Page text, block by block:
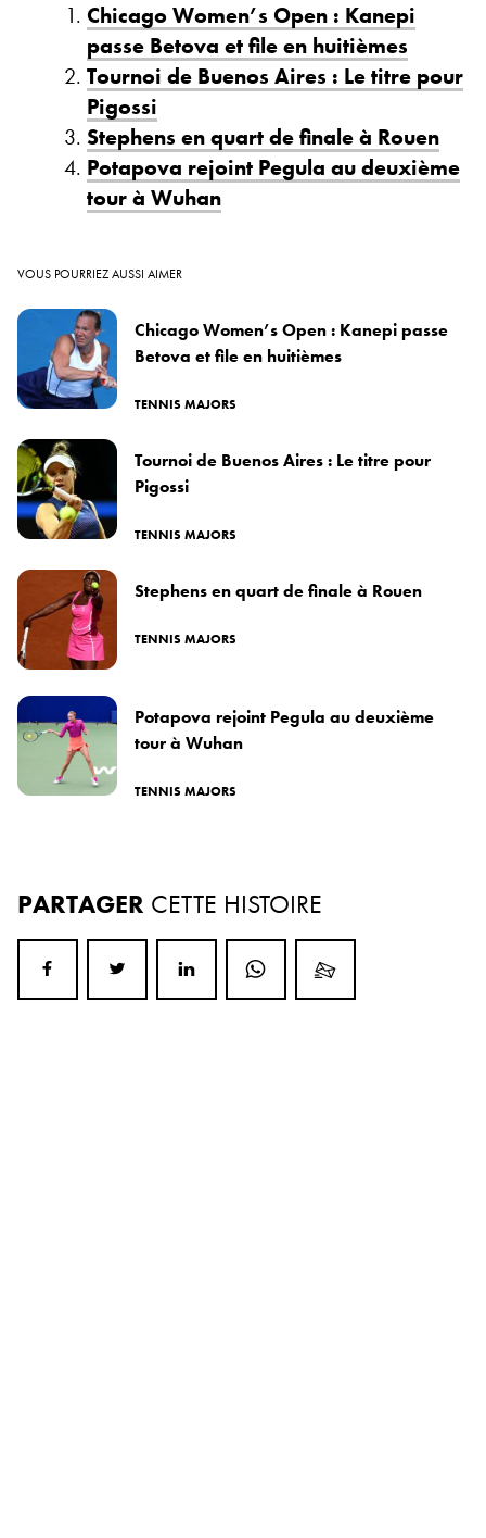
Chicago Women’s Open : Kanepi
passe Betova et file en huitièmes
Tournoi de Buenos Aires : Le titre pour
Pigossi
Stephens en quart de finale à Rouen
Potapova rejoint Pegula au deuxième
tour à Wuhan
VOUS POURRIEZ AUSSI AIMER
Chicago Women’s Open : Kanepi passe
Betova et file en huitièmes
TENNIS MAJORS
Tournoi de Buenos Aires : Le titre pour
Pigossi
TENNIS MAJORS
Stephens en quart de finale à Rouen
TENNIS MAJORS
Potapova rejoint Pegula au deuxième
tour à Wuhan
TENNIS MAJORS
PARTAGER CETTE HISTOIRE